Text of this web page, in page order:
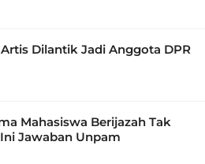
Dilantik Jadi Anggota DPR
Mahasiswa Berijazah Tak
Jawaban Unpam